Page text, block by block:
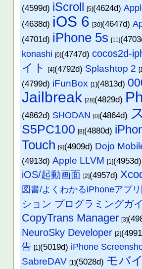
(4599d) iScroll [5](4624d)
(4638d) iOS 6 [30](4647d)
(4701d) iPhone 5s [11]
konashi [0](4747d)cocos2d-
イト [4](4792d) Splashtop 2
(4799d) iFunBox [1](4813d)
Jailbreak [28](4829d)
(4862d) SHODAN [0](4864d)
S5PC100 [8](4880d)
Touch [9](4909d) Dojo
(4913d)Apple LLVM [1]
iOS/起動画面 [2](4957d)
図書/よくわかるiPhoneアプ
ション プログラミングガ
CopyTrans Manager [3]
NeuroSky Developer [2]
告 [1](5019d) iPhone
SabreDAV [1](5028d) モバ